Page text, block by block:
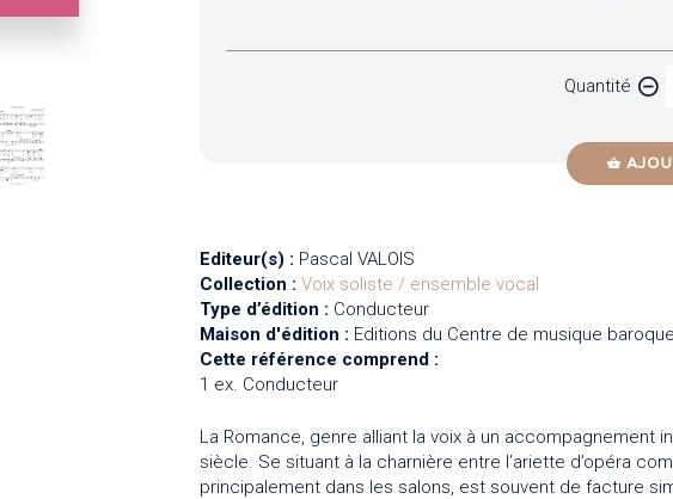
Quantité
Editeur(s) : Pascal VALOIS
Collection : Voix soliste / ensemble vocal
Type d’édition : Conducteur
Maison d'édition : Editions du Centre de musique
Cette référence comprend :
1 ex. Conducteur
La Romance, genre alliant la voix à un accompagnement
siècle. Se situant à la charnière entre l’ariette d’opéra
principalement dans les salons, est souvent de facture